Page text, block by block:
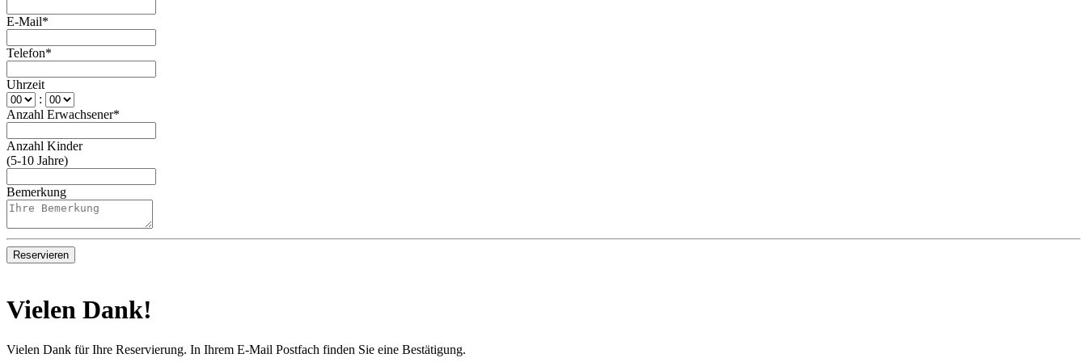
E-Mail*
Telefon*
Uhrzeit
:
Anzahl Erwachsener*
Anzahl Kinder
(5-10 Jahre)
Bemerkung
Reservieren
Vielen Dank!
Vielen Dank für Ihre Reservierung. In Ihrem E-Mail Postfach finden Sie eine Bestätigung.